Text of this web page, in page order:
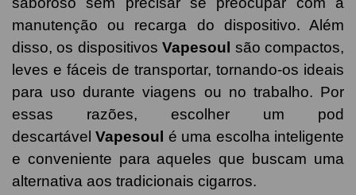
manutenção ou recarga do dispositivo. Além
disso, os dispositivosVapesoul são compactos,
leves e fáceis de transportar, tornando-os ideais
para uso durante viagens ou no trabalho. Por
essas razões, escolher um pod
descartávelVapesoul é uma escolha inteligente
e conveniente para aqueles que buscam uma
alternativa aos tradicionais cigarros.